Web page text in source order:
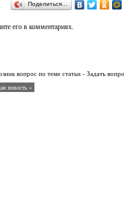
Поделиться…
его в комментариях.
вопрос по теме статьи - Задать
новость »